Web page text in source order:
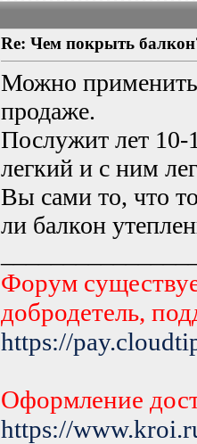
Re: Чем покрыть
Можно применить
продаже.
Послужит лет 10-
легкий и с ним
Вы сами то, что
ли балкон
Форум
добродетель,
https://
Оформление
https://